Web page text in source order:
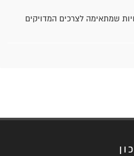
שמתאימה לצרכים המדויקים